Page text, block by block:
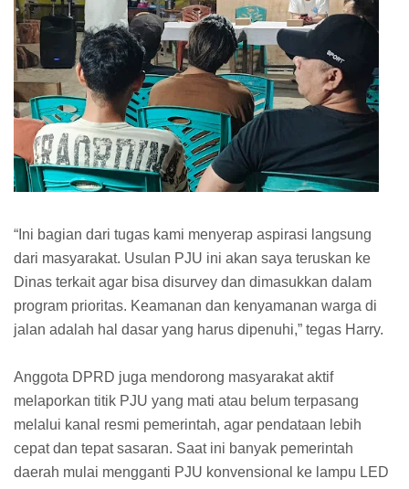
“Ini bagian dari tugas kami menyerap aspirasi langsung
dari masyarakat. Usulan PJU ini akan saya teruskan ke
Dinas terkait agar bisa disurvey dan dimasukkan dalam
program prioritas. Keamanan dan kenyamanan warga di
jalan adalah hal dasar yang harus dipenuhi,” tegas Harry.
Anggota DPRD juga mendorong masyarakat aktif
melaporkan titik PJU yang mati atau belum terpasang
melalui kanal resmi pemerintah, agar pendataan lebih
cepat dan tepat sasaran. Saat ini banyak pemerintah
daerah mulai mengganti PJU konvensional ke lampu LED